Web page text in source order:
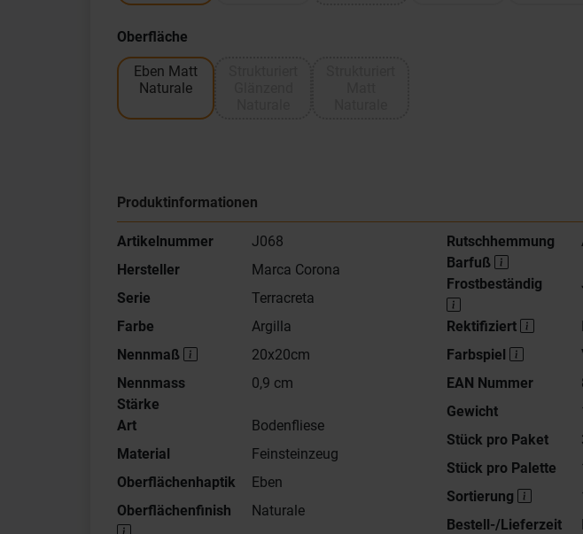
Oberfläche
Eben Matt
Naturale
Produktinformationen
Artikelnummer
J068
Hersteller
Marca Corona
Serie
Terracreta
Farbe
Argilla
Nennmaß
20x20cm
Nennmass
Stärke
0,9 cm
Art
Bodenfliese
Material
Feinsteinzeug
Oberflächenhaptik
Eben
Oberflächenfinish
Naturale
Rutschhemmung
Barfuß
Frostbeständig
Rektifiziert
Farbspiel
EAN Nummer
Gewicht
Stück pro Paket
Stück pro Palette
Sortierung
Bestell-/Lieferzeit